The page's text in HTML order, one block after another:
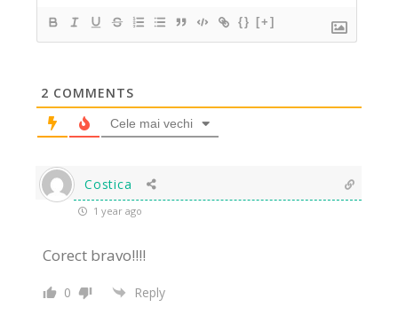
{} [+]
2 COMMENTS
Cele mai vechi
Costica
1 year ago
Corect bravo!!!!
0 Reply